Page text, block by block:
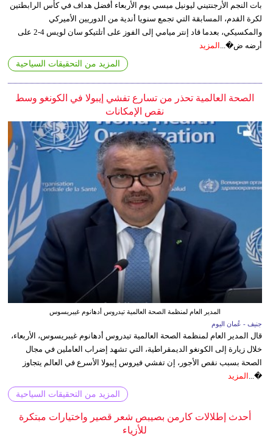
بات النجم الأرجنتيني ليونيل ميسي يوم الأربعاء أفضل هداف في كأس الرابطتين
لكرة القدم، المسابقة التي تجمع سنويا أندية من الدوريين الأميركي
والمكسيكي، بعدما قاد إنتر ميامي إلى الفوز على أتلتيكو سان لويس 4-2 على
أرضه ض�... المزيد
المزيد من التحقيقات السياحية
الصحة العالمية تحذر من تسارع تفشي إيبولا في الكونغو وسط
نقص الإمكانات
المدير العام لمنظمة الصحة العالمية تيدروس أدهانوم غيبريسوس
جنيف - عُمان اليوم
قال المدير العام لمنظمة الصحة العالمية تيدروس أدهانوم غيبريسوس، الأربعاء،
خلال زيارة إلى الكونغو الديمقراطية، التي تشهد إضراب العاملين في مجال
الصحة بسبب نقص الأجور، إن تفشي فيروس إيبولا الأسرع في العالم يتجاوز
�... المزيد
المزيد من التحقيقات السياحية
أحدث إطلالات كارمن بصيبص شعر قصير واختيارات مبتكرة
للأزياء